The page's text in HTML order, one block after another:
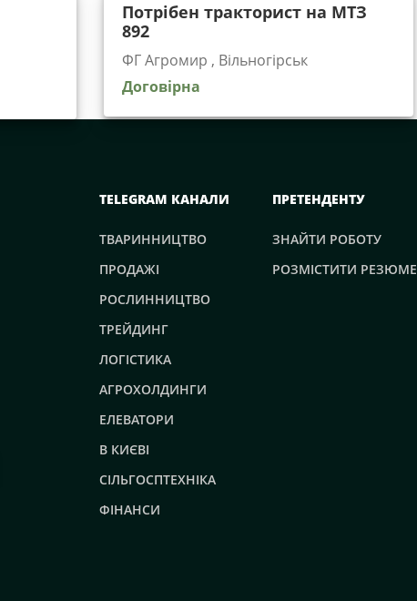
Потрібен тракторист на МТЗ
892
ФГ Агромир , Вільногірськ
Договірна
TELEGRAM КАНАЛИ
ТВАРИННИЦТВО
ПРОДАЖІ
РОСЛИННИЦТВО
ТРЕЙДИНГ
ЛОГІСТИКА
АГРОХОЛДИНГИ
ЕЛЕВАТОРИ
В КИЄВІ
СІЛЬГОСПТЕХНІКА
ФІНАНСИ
ПРЕТЕНДЕНТУ
ЗНАЙТИ РОБОТУ
РОЗМІСТИТИ РЕЗЮМЕ